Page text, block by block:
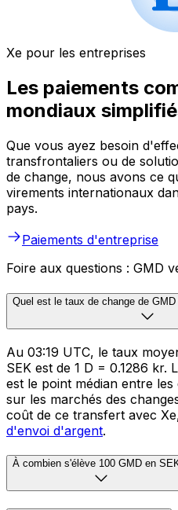
Xe pour les entreprises
Les paiements
mondiaux
Que vous ayez besoin
transfrontaliers ou de
de change, nous avons ce
virements internationaux
pays.
Paiements d'entreprise
Foire aux questions : GMD
Quel est le taux de change de
Au 03:19 UTC, le taux
SEK est de 1 D = 0.1286 kr.
est le point médian entre
sur les marchés des
coût de ce transfert avec
d'envoi d'argent.
À combien s'élève 100 GMD en